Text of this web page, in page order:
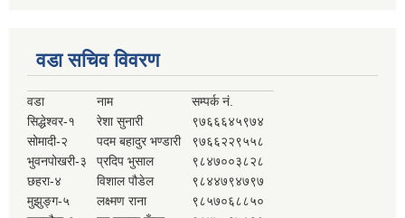
वडा सचिव विवरण
वडा नाम
सम्पर्क नं.
सिद्धेश्वर-१
रेशा सुनारी
९७६६६४५९७४
सोमादी-२
पदम बहादुर भण्डारी
९७६६२२९५५८
भुवनपोखरी-३
प्रदिप भुसाल
९८४७००३८२८
छहरा-४
विशाल पौडेल
९८४४७९४७९७
मुझुङ्ग-५
लक्ष्मण राना
९८५७०६८८५०